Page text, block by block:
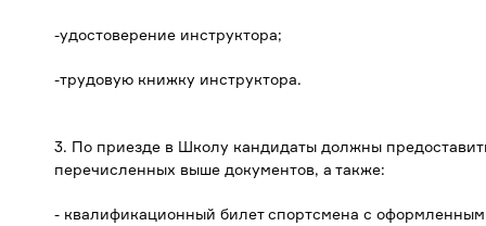
-удостоверение инструктора;
-трудовую книжку инструктора.
3. По приезде в Школу кандидаты должны
перечисленных выше документов, а также:
- квалификационный билет спортсмена с